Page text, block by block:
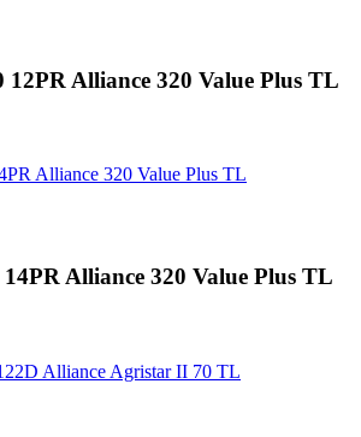
Alliance 320 Value Plus TL
Alliance 320 Value Plus TL